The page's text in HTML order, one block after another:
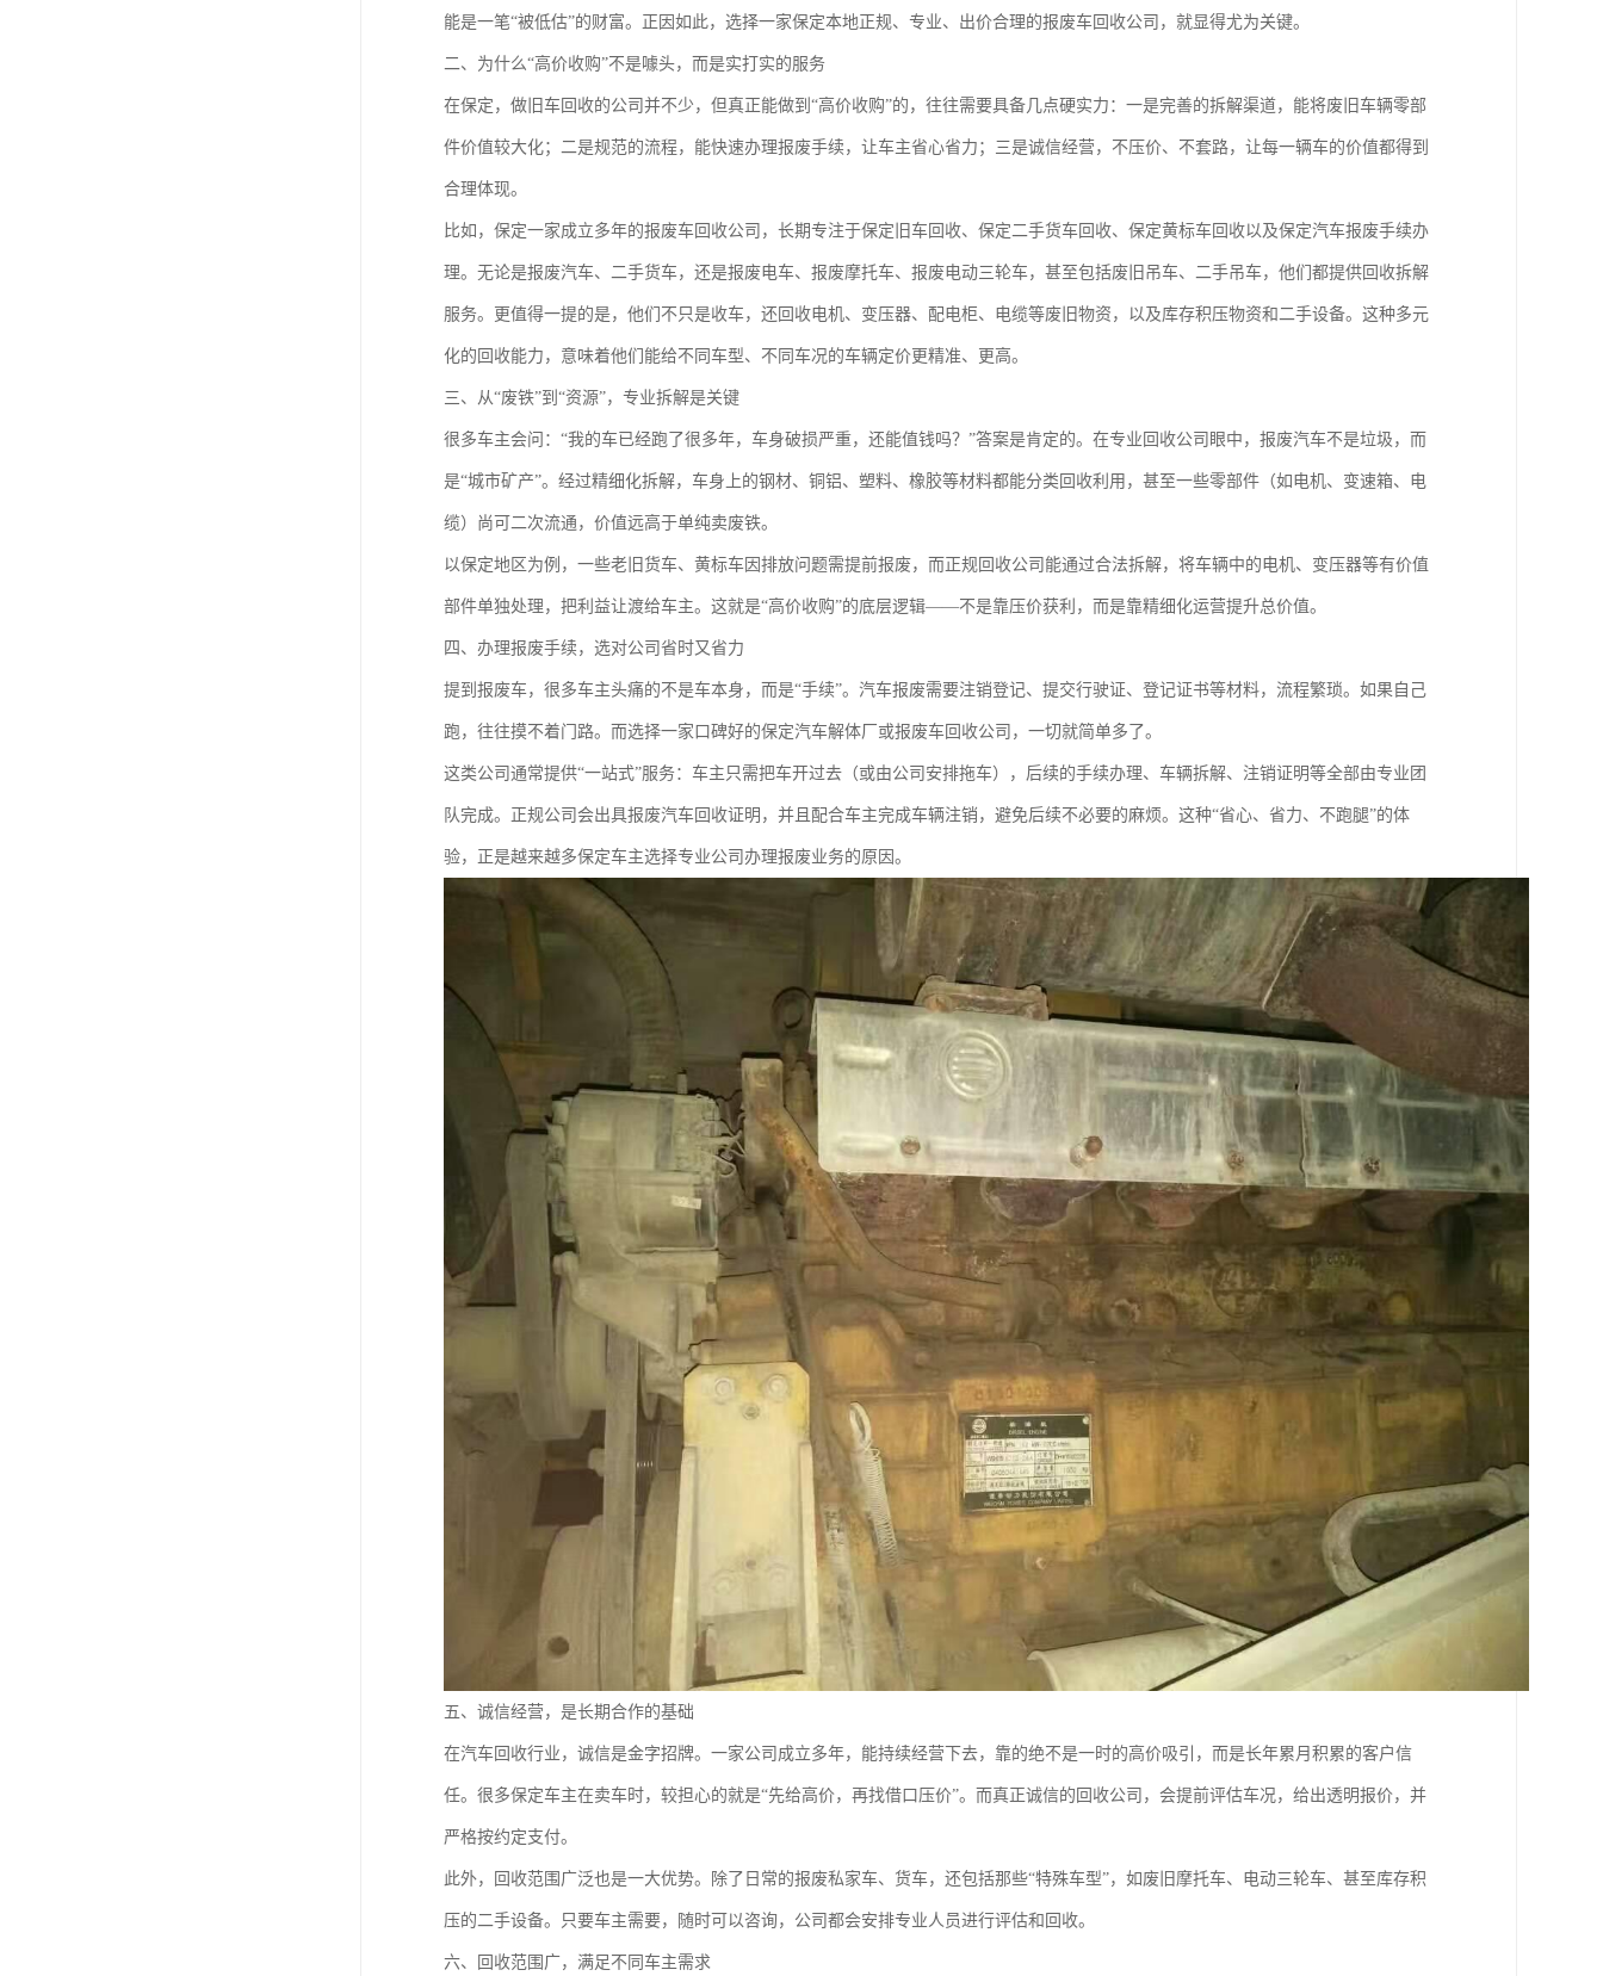
能是一笔“被低估”的财富。正因如此，选择一家保定本地正规、专业、出价合理的报废车回收公司，就显得尤为关键。
二、为什么“高价收购”不是噱头，而是实打实的服务
在保定，做旧车回收的公司并不少，但真正能做到“高价收购”的，往往需要具备几点硬实力：一是完善的拆解渠道，能将废旧车辆零部
件价值较大化；二是规范的流程，能快速办理报废手续，让车主省心省力；三是诚信经营，不压价、不套路，让每一辆车的价值都得到
合理体现。
比如，保定一家成立多年的报废车回收公司，长期专注于保定旧车回收、保定二手货车回收、保定黄标车回收以及保定汽车报废手续办
理。无论是报废汽车、二手货车，还是报废电车、报废摩托车、报废电动三轮车，甚至包括废旧吊车、二手吊车，他们都提供回收拆解
服务。更值得一提的是，他们不只是收车，还回收电机、变压器、配电柜、电缆等废旧物资，以及库存积压物资和二手设备。这种多元
化的回收能力，意味着他们能给不同车型、不同车况的车辆定价更精准、更高。
三、从“废铁”到“资源”，专业拆解是关键
很多车主会问：“我的车已经跑了很多年，车身破损严重，还能值钱吗？”答案是肯定的。在专业回收公司眼中，报废汽车不是垃圾，而
是“城市矿产”。经过精细化拆解，车身上的钢材、铜铝、塑料、橡胶等材料都能分类回收利用，甚至一些零部件（如电机、变速箱、电
缆）尚可二次流通，价值远高于单纯卖废铁。
以保定地区为例，一些老旧货车、黄标车因排放问题需提前报废，而正规回收公司能通过合法拆解，将车辆中的电机、变压器等有价值
部件单独处理，把利益让渡给车主。这就是“高价收购”的底层逻辑——不是靠压价获利，而是靠精细化运营提升总价值。
四、办理报废手续，选对公司省时又省力
提到报废车，很多车主头痛的不是车本身，而是“手续”。汽车报废需要注销登记、提交行驶证、登记证书等材料，流程繁琐。如果自己
跑，往往摸不着门路。而选择一家口碑好的保定汽车解体厂或报废车回收公司，一切就简单多了。
这类公司通常提供“一站式”服务：车主只需把车开过去（或由公司安排拖车），后续的手续办理、车辆拆解、注销证明等全部由专业团
队完成。正规公司会出具报废汽车回收证明，并且配合车主完成车辆注销，避免后续不必要的麻烦。这种“省心、省力、不跑腿”的体
验，正是越来越多保定车主选择专业公司办理报废业务的原因。
五、诚信经营，是长期合作的基础
在汽车回收行业，诚信是金字招牌。一家公司成立多年，能持续经营下去，靠的绝不是一时的高价吸引，而是长年累月积累的客户信
任。很多保定车主在卖车时，较担心的就是“先给高价，再找借口压价”。而真正诚信的回收公司，会提前评估车况，给出透明报价，并
严格按约定支付。
此外，回收范围广泛也是一大优势。除了日常的报废私家车、货车，还包括那些“特殊车型”，如废旧摩托车、电动三轮车、甚至库存积
压的二手设备。只要车主需要，随时可以咨询，公司都会安排专业人员进行评估和回收。
六、回收范围广，满足不同车主需求